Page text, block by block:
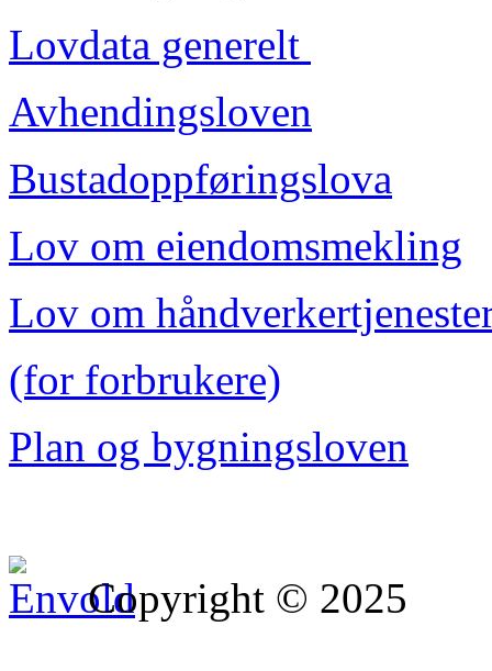
Lovdata generelt
Avhendingsloven
Bustadoppføringslova
Lov om eiendomsmekling
Lov om
(for forbrukere)
Plan og bygningsloven
Copyright © 2025